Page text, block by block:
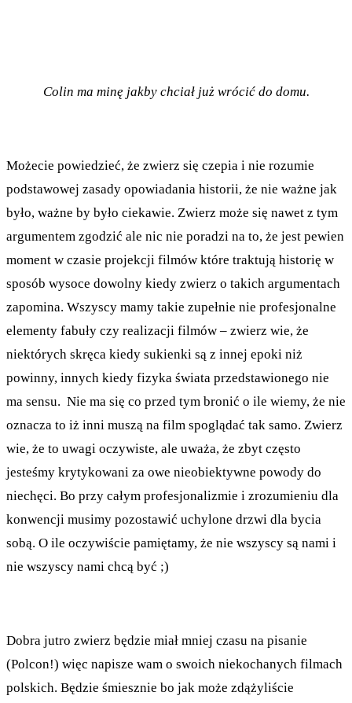
Colin ma minę jakby chciał już wrócić do domu.
Możecie powiedzieć, że zwierz się czepia i nie rozumie
podstawowej zasady opowiadania historii, że nie ważne jak
było, ważne by było ciekawie. Zwierz może się nawet z tym
argumentem zgodzić ale nic nie poradzi na to, że jest pewien
moment w czasie projekcji filmów które traktują historię w
sposób wysoce dowolny kiedy zwierz o takich argumentach
zapomina. Wszyscy mamy takie zupełnie nie profesjonalne
elementy fabuły czy realizacji filmów – zwierz wie, że
niektórych skręca kiedy sukienki są z innej epoki niż
powinny, innych kiedy fizyka świata przedstawionego nie
ma sensu. Nie ma się co przed tym bronić o ile wiemy, że nie
oznacza to iż inni muszą na film spoglądać tak samo. Zwierz
wie, że to uwagi oczywiste, ale uważa, że zbyt często
jesteśmy krytykowani za owe nieobiektywne powody do
niechęci. Bo przy całym profesjonalizmie i zrozumieniu dla
konwencji musimy pozostawić uchylone drzwi dla bycia
sobą. O ile oczywiście pamiętamy, że nie wszyscy są nami i
nie wszyscy nami chcą być ;)
Dobra jutro zwierz będzie miał mniej czasu na pisanie
(Polcon!) więc napisze wam o swoich niekochanych filmach
polskich. Będzie śmiesznie bo jak może zdążyliście